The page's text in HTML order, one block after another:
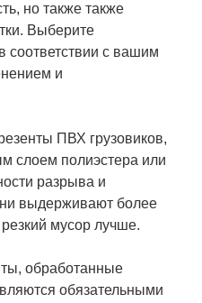
но также также
Выберите
соответствии с вашим
и
ПВХ грузовиков,
слоем полиэстера или
разрыва и
выдерживают более
резкий мусор лучше.
обработанные
обязательными